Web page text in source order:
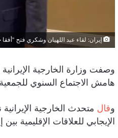
إيران: لقاء عبد اللهيان وشكري فتح
وصفت وزارة الخارجية
هامش الاجتماع السنوي للجمعية
وقال متحدث الخارجية
الإيجابي للعلاقات الإقليمية بين